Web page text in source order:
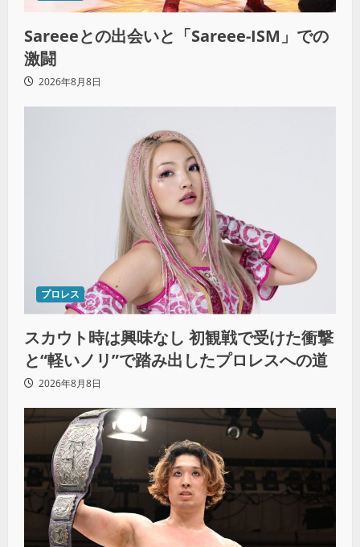
Sareeeとの出会いと「Sareee-ISM」での
激闘
2026年8月8日
プロレス
スカウト時は興味なし 初観戦で受けた衝撃
と“軽いノリ”で踏み出したプロレスへの道
2026年8月8日